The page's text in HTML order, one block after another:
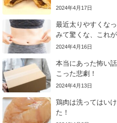
2024年4月17日
最近太りやすくな
みて驚くな、これ
2024年4月16日
本当にあった怖い
こった悲劇！
2024年4月13日
鶏肉は洗ってはい
た！